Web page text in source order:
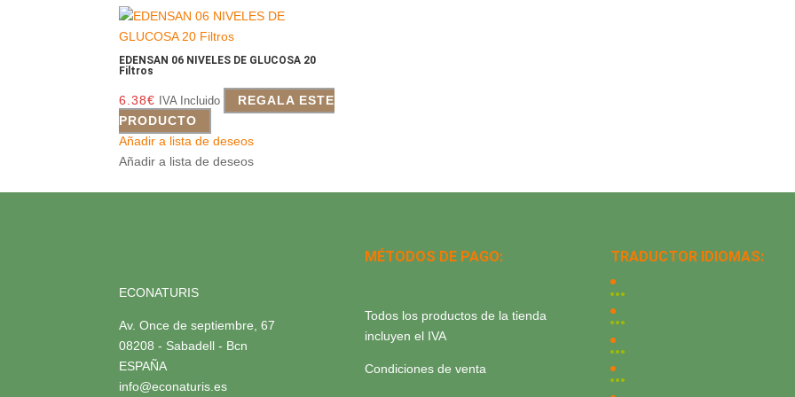
EDENSAN 06 NIVELES DE GLUCOSA 20
Filtros
6.38€ IVA Incluido
REGALA ESTE
PRODUCTO
Añadir a lista de deseos
Añadir a lista de deseos
ECONATURIS
Av. Once de septiembre, 67
08208 - Sabadell - Bcn
ESPAÑA
info@econaturis.es
MÉTODOS DE PAGO:
Todos los productos de la tienda
incluyen el IVA
Condiciones de venta
TRADUCTOR IDIOMAS: